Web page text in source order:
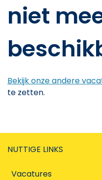
niet
Bekijk onze andere
te zetten.
NUTTIGE LINKS
Vacatures